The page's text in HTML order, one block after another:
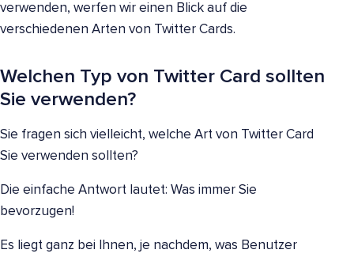
verwenden, werfen wir einen Blick auf die
verschiedenen Arten von Twitter Cards.
Welchen Typ von Twitter Card sollten
Sie verwenden?
Sie fragen sich vielleicht, welche Art von Twitter Card
Sie verwenden sollten?
Die einfache Antwort lautet: Was immer Sie
bevorzugen!
Es liegt ganz bei Ihnen, je nachdem, was Benutzer